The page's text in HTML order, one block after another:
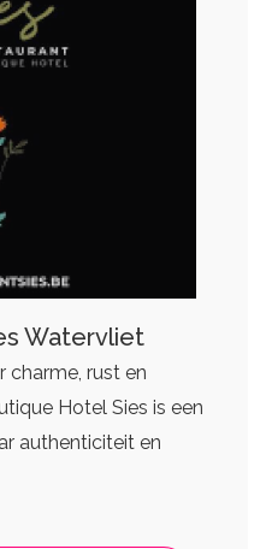
Watervliet
charme, rust en
Hotel Sies is een
authenticiteit en